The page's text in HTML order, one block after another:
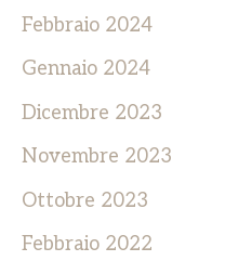
Febbraio 2024
Gennaio 2024
Dicembre 2023
Novembre 2023
Ottobre 2023
Febbraio 2022